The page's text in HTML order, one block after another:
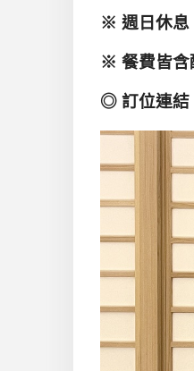
※ 週日休息
※ 餐費皆
◎ 訂位連結